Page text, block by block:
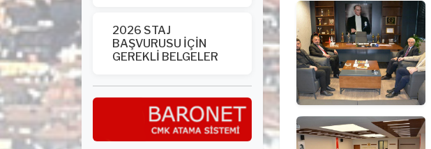
2026 STAJ
BAŞVURUSU İÇİN
GEREKLİ BELGELER